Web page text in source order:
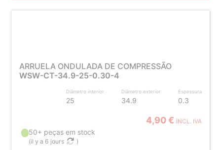
ARRUELA ONDULADA DE COMPRESSÃO
WSW-CT-34.9-25-0.30-4
Diâmetro interior
25
Diâmetro exterior
34.9
Espessura
0.3
4,90 € INCL. IVA
50+ peças em stock
(il y a 6 jours )